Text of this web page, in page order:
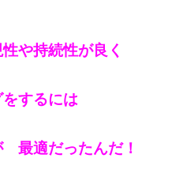
や持続性が良く
するには
最適だったんだ！